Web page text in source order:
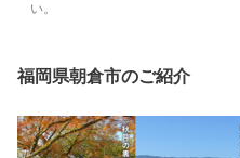
い。
福岡県朝倉市のご紹介